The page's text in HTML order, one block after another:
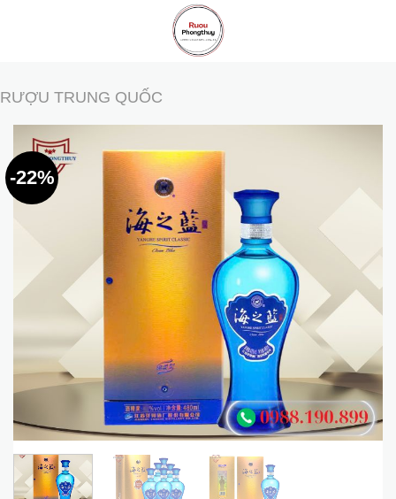
RƯỢU TRUNG QUỐC
-22%